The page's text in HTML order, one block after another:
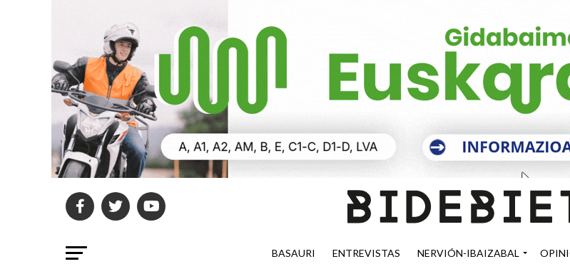
BASAURI ENTREVISTAS NERVIÓN-IBAIZABAL